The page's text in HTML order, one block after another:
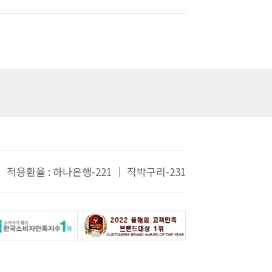
적용환율 : 하나은행-221 ｜ 직박구리-231